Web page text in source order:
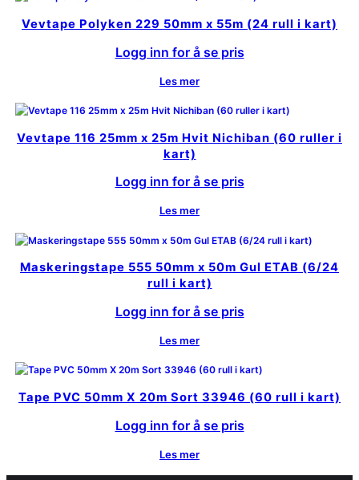
Vevtape Polyken 229 50mm x 55m (24 rull i kart)
Logg inn for å se pris
Les mer
Vevtape 116 25mm x 25m Hvit Nichiban (60 ruller i
kart)
Logg inn for å se pris
Les mer
Maskeringstape 555 50mm x 50m Gul ETAB (6/24
rull i kart)
Logg inn for å se pris
Les mer
Tape PVC 50mm X 20m Sort 33946 (60 rull i kart)
Logg inn for å se pris
Les mer